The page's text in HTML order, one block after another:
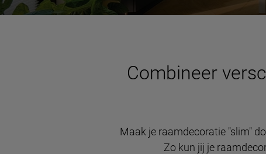
Combineer
Maak je raamdecoratie "slim"
Zo kun jij je